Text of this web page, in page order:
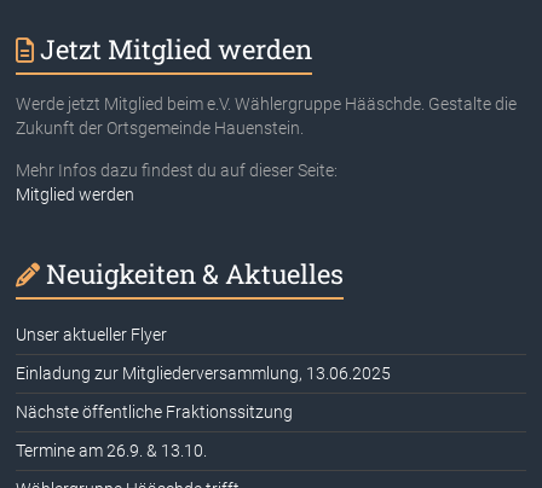
Jetzt Mitglied werden
Werde jetzt Mitglied beim e.V. Wählergruppe Hääschde. Gestalte die
Zukunft der Ortsgemeinde Hauenstein.
Mehr Infos dazu findest du auf dieser Seite:
Mitglied werden
Neuigkeiten & Aktuelles
Unser aktueller Flyer
Einladung zur Mitgliederversammlung, 13.06.2025
Nächste öffentliche Fraktionssitzung
Termine am 26.9. & 13.10.